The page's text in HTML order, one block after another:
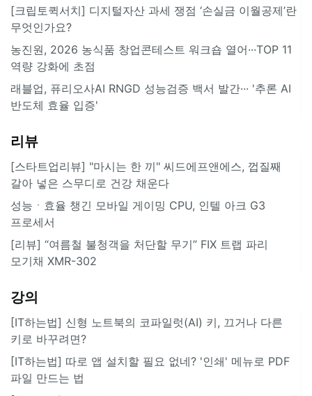
[크립토퀵서치] 디지털자산 과세 쟁점 ‘손실금 이월공제’란
무엇인가요?
농진원, 2026 농식품 창업콘테스트 워크숍 열어···TOP 11
역량 강화에 초점
래블업, 퓨리오사AI RNGD 성능검증 백서 발간··· '추론 AI
반도체 효율 입증'
리뷰
[스타트업리뷰] "마시는 한 끼" 씨드에프앤에스, 껍질째
갈아 넣은 스무디로 건강 채운다
성능ㆍ효율 챙긴 모바일 게이밍 CPU, 인텔 아크 G3
프로세서
[리뷰] “여름철 불청객을 처단할 무기” FIX 트랩 파리
모기채 XMR-302
강의
[IT하는법] 신형 노트북의 코파일럿(AI) 키, 끄거나 다른
키로 바꾸려면?
[IT하는법] 따로 앱 설치할 필요 없네? '인쇄' 메뉴로 PDF
파일 만드는 법